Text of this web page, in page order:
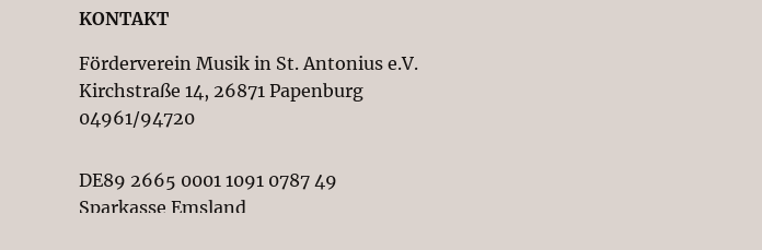
KONTAKT
Förderverein Musik in St. Antonius e.V.
Kirchstraße 14, 26871 Papenburg
04961/94720
DE89 2665 0001 1091 0787 49
Sparkasse Emsland